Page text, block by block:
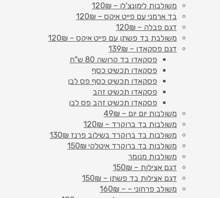
משולבות לימונצ'לו – 120₪
בד ארמני עם פייט איקס – 120₪
דגם פבלה – 120₪
משולבת בד פשתן עם פייט איקס – 120₪
דגם פסקאדו – 139₪
פסקאדו בד קרושה 80 ש"ח
פסקאדו תכשיט כסף
פסקאדו תכשיט כסף פס לבן
פסקאדו תכשיט זהב
פסקאדו תכשיט זהב פס לבן
משולבות יום יום – 49₪
משולבות בד ברוקרד – 120₪
משולבות בד ברוקרד בשילוב פרנז 130₪
משולבות בד ברוקרד איטלקי 150₪
משולבות מנומר
דגם אצילות – 150₪
דגם אצילות בד פשתן – 150₪
משולב פרחוני – – 160₪